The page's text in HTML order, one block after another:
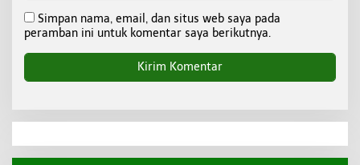
Simpan nama, email, dan situs web saya pada
peramban ini untuk komentar saya berikutnya.